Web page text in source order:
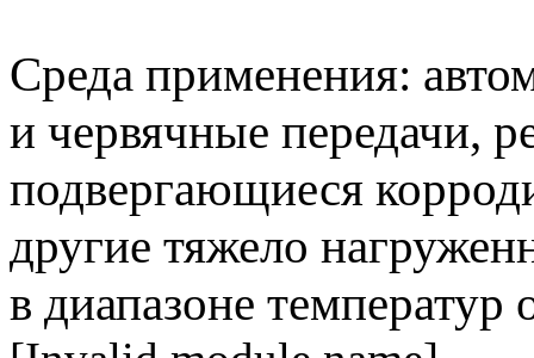
Среда применения:
и червячные передачи,
подвергающиеся
другие тяжело
в диапазоне температур